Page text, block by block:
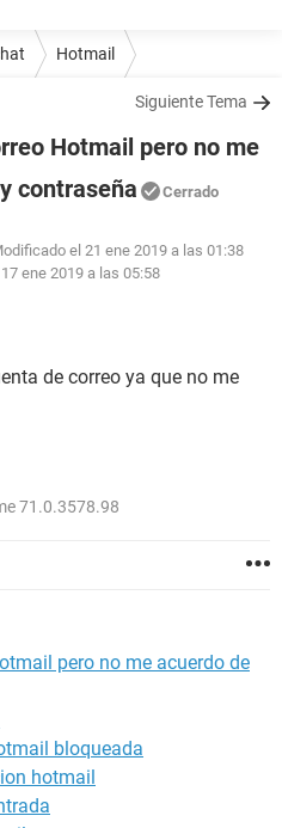
Hotmail
Siguiente Tema
Hotmail pero no me
contraseña
Cerrado
el 21 ene 2019 a las 01:38
17 ene 2019 a las 05:58
de correo ya que no me
71.0.3578.98
pero no me acuerdo de
bloqueada
hotmail